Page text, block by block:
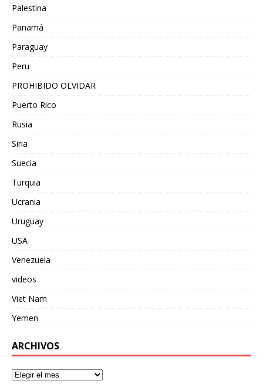
Palestina
Panamá
Paraguay
Peru
PROHIBIDO OLVIDAR
Puerto Rico
Rusia
Siria
Suecia
Turquia
Ucrania
Uruguay
USA
Venezuela
videos
Viet Nam
Yemen
ARCHIVOS